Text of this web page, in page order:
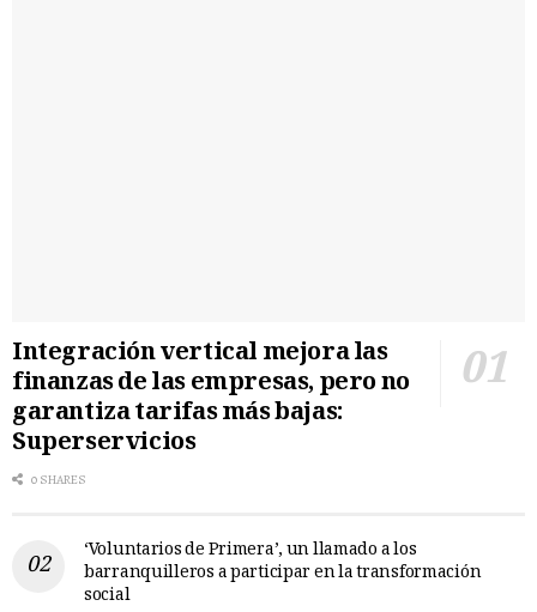
Integración vertical mejora las
finanzas de las empresas, pero no
garantiza tarifas más bajas:
Superservicios
0 SHARES
‘Voluntarios de Primera’, un llamado a los
barranquilleros a participar en la transformación
social